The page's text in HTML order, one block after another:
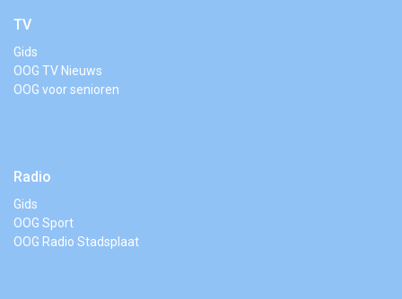
TV
Gids
OOG TV Nieuws
OOG voor senioren
Radio
Gids
OOG Sport
OOG Radio Stadsplaat